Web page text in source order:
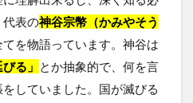
代表の神谷宗幣（かみやそう
を物語っています。神谷は
る」 とか抽象的で、何を言
していました。国が滅びる